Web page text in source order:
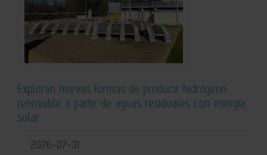
Exploran nuevas formas de producir hidrógeno
renovable a partir de aguas residuales con energía
solar
2026-07-31